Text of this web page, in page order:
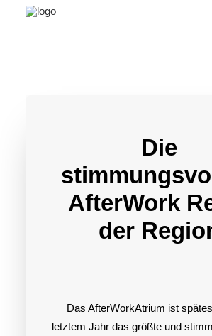
Veranstaltungen
Bürgerzentrum
Die
AfterWork
der
Das AfterWorkAtrium ist
letztem Jahr das größte und